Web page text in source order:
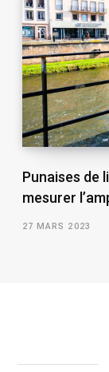
Punaises de
mesurer
27 MARS 2023